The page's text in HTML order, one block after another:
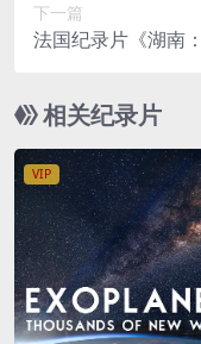
下一篇
法国纪录片《湖南
无水印纯净版
相关纪录片
VIP